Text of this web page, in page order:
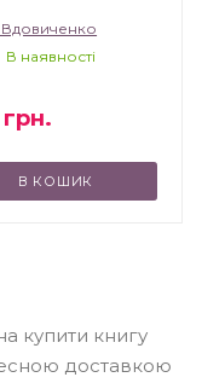
Вдовиченко
В наявності
грн.
В КОШИК
купити книгу
доставкою